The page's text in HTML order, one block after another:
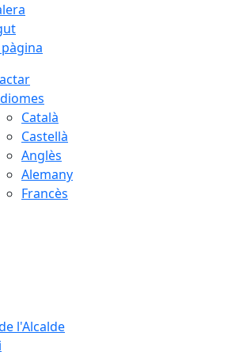
Català
Castellà
Anglès
Alemany
Francès
l'Alcalde